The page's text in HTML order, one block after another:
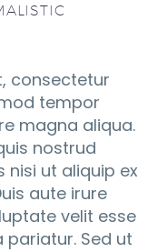
consectetur
tempor
magna aliqua.
nostrud
ut aliquip ex
aute irure
velit esse
Sed ut